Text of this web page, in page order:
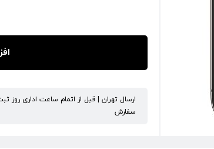
ارسال تهران | قبل از اتمام ساعت اداری روز
سفارش